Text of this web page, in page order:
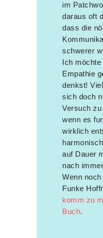
im
daraus oft
dass die
schwerer
Ich möchte
Empathie
denkst!
sich doch
Versuch
wenn es
wirklich
auf Dauer
nach
Wenn
Funke
komm zu
Buch.